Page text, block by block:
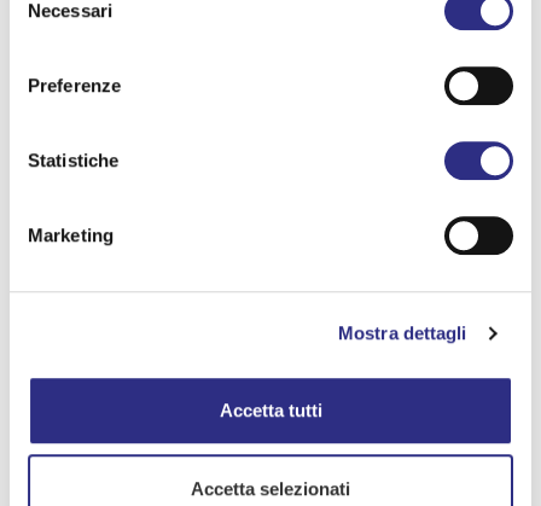
delNecessari
Preferenze
Statistiche
Marketing
Mostra dettagli
Accetta tutti
Accetta selezionati
Email
info@sanmauromare.net
Maggiori informazioni